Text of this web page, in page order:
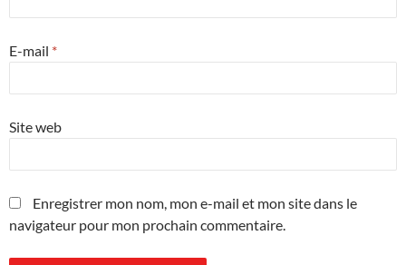
E-mail *
Site web
Enregistrer mon nom, mon e-mail et mon site dans le
navigateur pour mon prochain commentaire.